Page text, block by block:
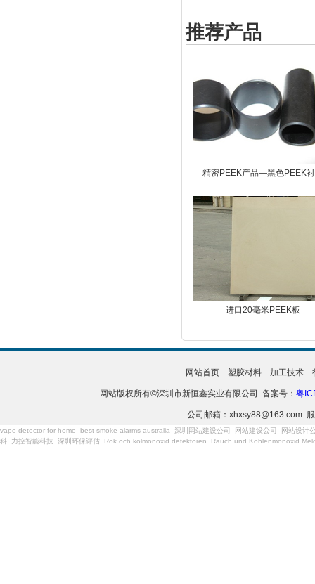
推荐产品
精密PEEK产品—黑色PEEK
进口20毫米PEEK板
网站首页 塑胶材料 加工技术
网站版权所有©深圳市新恒鑫实业有限公司 备案号： 粤
公司邮箱：xhxsy88@163.com
vape detector for home best smoke alarms australia 深圳网站建设公司 网站建设公司
网站设计
科
力控智能科技 深圳环保评估 Rök och kolmonoxid detektoren Rauch und Kohlenmonoxid